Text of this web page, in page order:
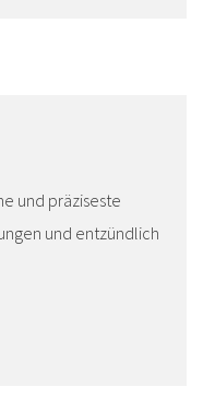
und präziseste
und entzündlich